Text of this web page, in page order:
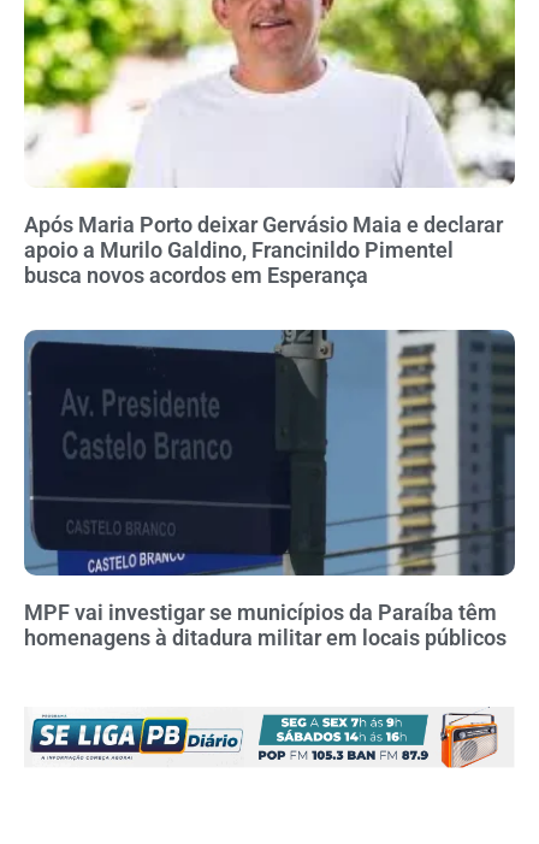
Após Maria Porto deixar Gervásio Maia e declarar
apoio a Murilo Galdino, Francinildo Pimentel
busca novos acordos em Esperança
MPF vai investigar se municípios da Paraíba têm
homenagens à ditadura militar em locais públicos